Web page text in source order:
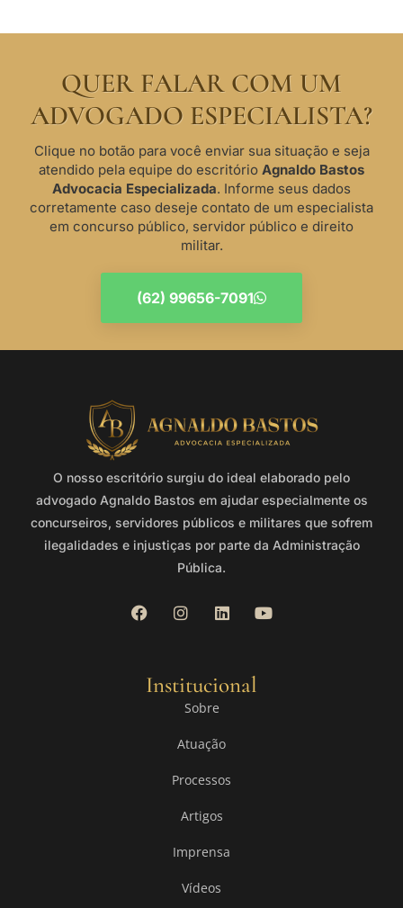
QUER FALAR COM UM
ADVOGADO ESPECIALISTA?
Clique no botão para você enviar sua situação e seja
atendido pela equipe do escritório Agnaldo Bastos
Advocacia Especializada. Informe seus dados
corretamente caso deseje contato de um especialista
em concurso público, servidor público e direito
militar.
(62) 99656-7091
O nosso escritório surgiu do ideal elaborado pelo
advogado Agnaldo Bastos em ajudar especialmente os
concurseiros, servidores públicos e militares que sofrem
ilegalidades e injustiças por parte da Administração
Pública.
Institucional
Sobre
Atuação
Processos
Artigos
Imprensa
Vídeos